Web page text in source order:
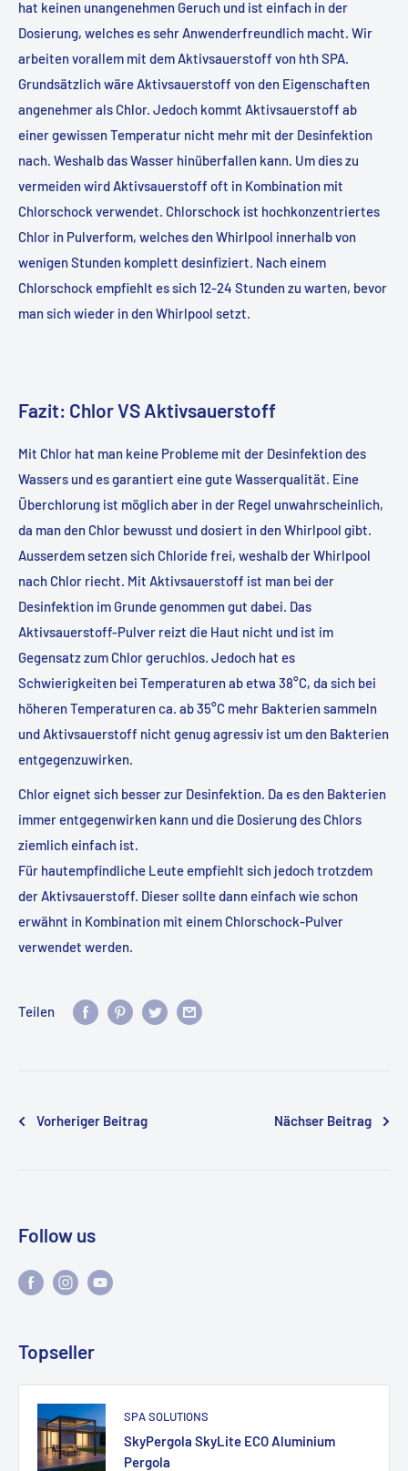
hat keinen unangenehmen Geruch und ist einfach in der
Dosierung, welches es sehr Anwenderfreundlich macht. Wir
arbeiten vorallem mit dem Aktivsauerstoff von hth SPA.
Grundsätzlich wäre Aktivsauerstoff von den Eigenschaften
angenehmer als Chlor. Jedoch kommt Aktivsauerstoff ab
einer gewissen Temperatur nicht mehr mit der Desinfektion
nach. Weshalb das Wasser hinüberfallen kann. Um dies zu
vermeiden wird Aktivsauerstoff oft in Kombination mit
Chlorschock verwendet. Chlorschock ist hochkonzentriertes
Chlor in Pulverform, welches den Whirlpool innerhalb von
wenigen Stunden komplett desinfiziert. Nach einem
Chlorschock empfiehlt es sich 12-24 Stunden zu warten, bevor
man sich wieder in den Whirlpool setzt.
Fazit: Chlor VS Aktivsauerstoff
Mit Chlor hat man keine Probleme mit der Desinfektion des
Wassers und es garantiert eine gute Wasserqualität. Eine
Überchlorung ist möglich aber in der Regel unwahrscheinlich,
da man den Chlor bewusst und dosiert in den Whirlpool gibt.
Ausserdem setzen sich Chloride frei, weshalb der Whirlpool
nach Chlor riecht. Mit Aktivsauerstoff ist man bei der
Desinfektion im Grunde genommen gut dabei. Das
Aktivsauerstoff-Pulver reizt die Haut nicht und ist im
Gegensatz zum Chlor geruchlos. Jedoch hat es
Schwierigkeiten bei Temperaturen ab etwa 38°C, da sich bei
höheren Temperaturen ca. ab 35°C mehr Bakterien sammeln
und Aktivsauerstoff nicht genug agressiv ist um den Bakterien
entgegenzuwirken.
Chlor eignet sich besser zur Desinfektion. Da es den Bakterien
immer entgegenwirken kann und die Dosierung des Chlors
ziemlich einfach ist.
Für hautempfindliche Leute empfiehlt sich jedoch trotzdem
der Aktivsauerstoff. Dieser sollte dann einfach wie schon
erwähnt in Kombination mit einem Chlorschock-Pulver
verwendet werden.
Teilen
Vorheriger Beitrag Nächser Beitrag
Follow us
Topseller
SPA SOLUTIONS
SkyPergola SkyLite ECO Aluminium
Pergola